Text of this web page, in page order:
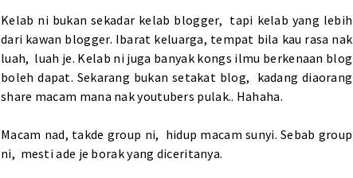
Kelab ni bukan sekadar kelab blogger, tapi kelab yang lebih
dari kawan blogger. Ibarat keluarga, tempat bila kau rasa nak
luah, luah je. Kelab ni juga banyak kongs ilmu berkenaan blog
boleh dapat. Sekarang bukan setakat blog, kadang diaorang
share macam mana nak youtubers pulak.. Hahaha.
Macam nad, takde group ni, hidup macam sunyi. Sebab group
ni, mesti ade je borak yang diceritanya.